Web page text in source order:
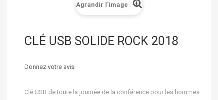
Agrandir l'image
CLÉ USB SOLIDE ROCK 2018
Donnez votre avis
Clé USB de toute la journée de la conférence pour les hommes